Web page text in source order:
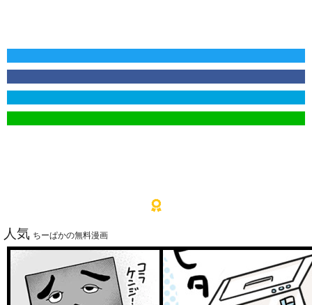
人気 ちーぱかの無料漫画